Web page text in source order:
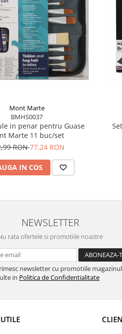
Mont Marte
BMHS0037
in penar pentru Guase
Marte 11 buc/set
RON77,24 RON
IN COS
NEWSLETTER
rata ofertele si promotiile noastre
newsletter cu promotiile
in Politica de Confidentialitate